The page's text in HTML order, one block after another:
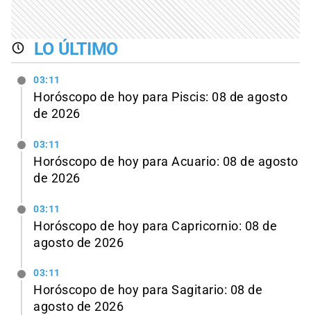
LO ÚLTIMO
03:11
Horóscopo de hoy para Piscis: 08 de agosto
de 2026
03:11
Horóscopo de hoy para Acuario: 08 de agosto
de 2026
03:11
Horóscopo de hoy para Capricornio: 08 de
agosto de 2026
03:11
Horóscopo de hoy para Sagitario: 08 de
agosto de 2026